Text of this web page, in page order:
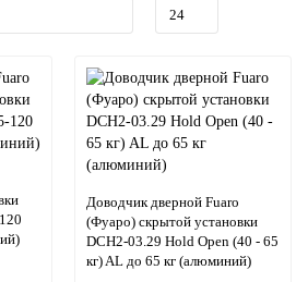
Доводчик дверной Fuaro
(Фуаро) скрытой установки
DCH2-03.29 Hold Open (40 - 65
кг) AL до 65 кг (алюминий)